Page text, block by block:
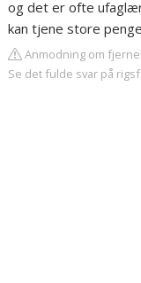
og det er ofte
kan tjene store
Anmodning om
Se det fulde svar på